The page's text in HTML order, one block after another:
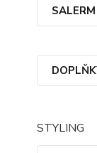
STYLING